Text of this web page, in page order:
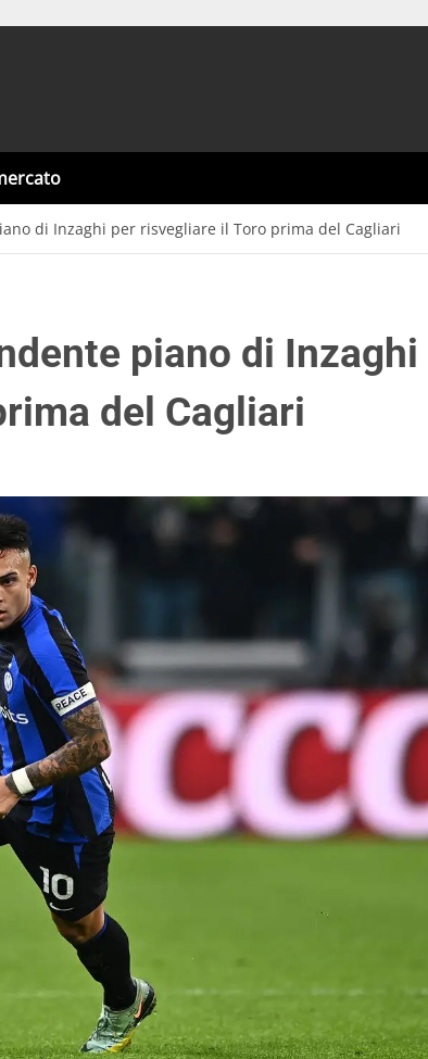
di Inzaghi per risvegliare il Toro prima del Cagliari
piano di Inzaghi
del Cagliari